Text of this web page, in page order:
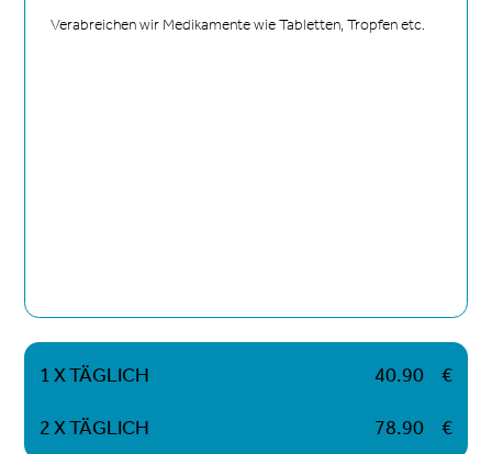
Verabreichen wir Medikamente wie Tabletten, Tropfen etc.
1 X TÄGLICH 40.90 €
2 X TÄGLICH 78.90 €